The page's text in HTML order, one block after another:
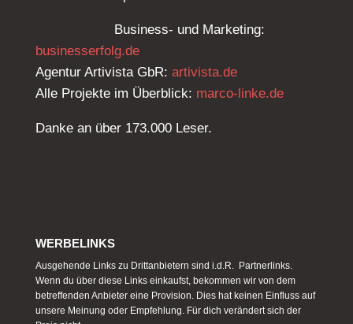
Business- und Marketing:
businesserfolg.de
Agentur Artivista GbR: artivista.de
Alle Projekte im Überblick: marco-linke.de
Danke an über 173.000 Leser.
WERBELINKS
Ausgehende Links zu Drittanbietern sind i.d.R. Partnerlinks.
Wenn du über diese Links einkaufst, bekommen wir von dem
betreffenden Anbieter eine Provision. Dies hat keinen Einfluss auf
unsere Meinung oder Empfehlung. Für dich verändert sich der